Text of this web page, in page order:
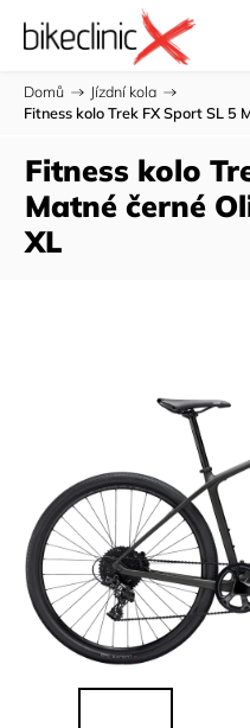
Domů / Jízdní kola /
Fitness kolo Trek FX Sport SL 5
Fitness kolo
Matné černé
XL